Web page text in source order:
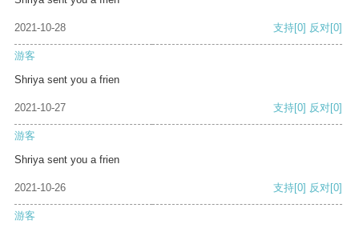
2021-10-28 支持[0] 反对[0]
游客
Shriya sent you a frien
2021-10-27 支持[0] 反对[0]
游客
Shriya sent you a frien
2021-10-26 支持[0] 反对[0]
游客